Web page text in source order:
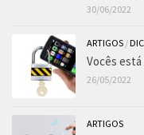
30/06/2022
ARTIGOS /
Vocês
26/05/2022
ARTIGOS